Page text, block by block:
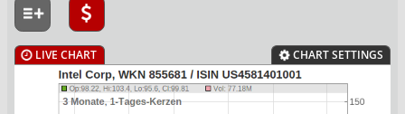
LIVE CHART CHART SETTINGS